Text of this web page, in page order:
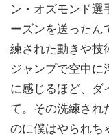
ン・オズモンド選
ーズンを送ったん
練された動きや技
ジャンプで空中に
に感じるほど、ダ
て。その洗練され
のに僕はやられち